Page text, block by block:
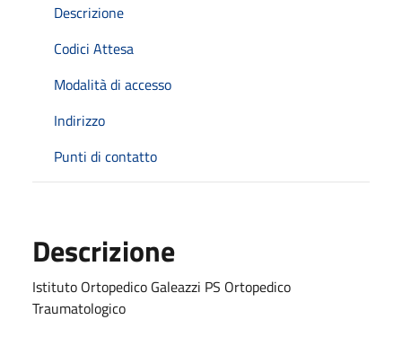
Descrizione
Codici Attesa
Modalità di accesso
Indirizzo
Punti di contatto
Descrizione
Istituto Ortopedico Galeazzi PS Ortopedico
Traumatologico